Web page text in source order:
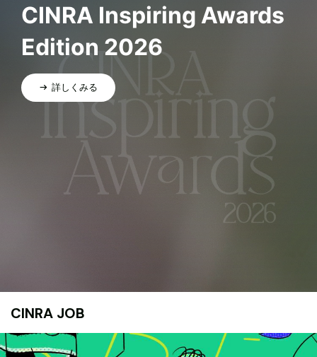
CINRA Inspiring Awards
Edition 2026
詳しくみる
CINRA JOB